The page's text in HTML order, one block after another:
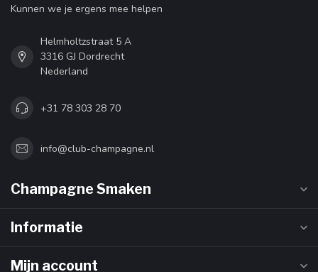
Kunnen we je ergens mee helpen
Helmholtzstraat 5 A
3316 GJ Dordrecht
Nederland
+31 78 303 28 70
info@club-champagne.nl
Champagne Smaken
Informatie
Mijn account